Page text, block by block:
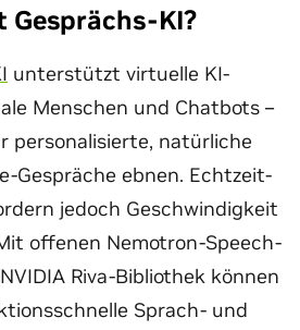
Gesprächs-KI?
unterstützt virtuelle KI-
Menschen und Chatbots –
personalisierte, natürliche
Gespräche ebnen. Echtzeit-
jedoch Geschwindigkeit
offenen Nemotron-Speech-
Riva-Bibliothek können
Sprach- und